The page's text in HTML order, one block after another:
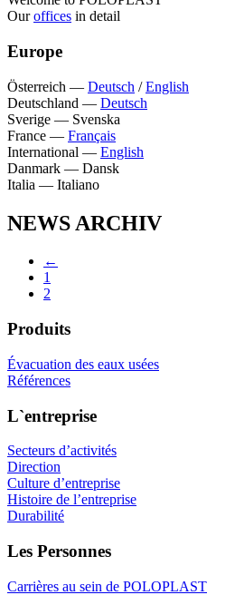
Ouroffices in detail
Europe
Österreich — Deutsch /English
Deutschland — Deutsch
Sverige — Svenska
France — Français
International — English
Danmark — Dansk
Italia — Italiano
NEWS ARCHIV
←
1
2
Produits
Évacuation des eaux usées
Références
L`entreprise
Secteurs d’activités
Direction
Culture d’entreprise
Histoire de l’entreprise
Durabilité
Les Personnes
Carrières au sein de POLOPLAST